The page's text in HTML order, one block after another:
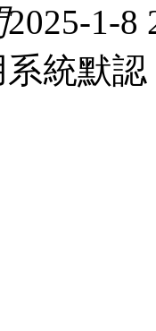
2025-1-8
統默認